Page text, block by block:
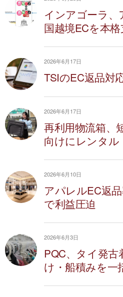
インアゴーラ、
国越境ECを本格
2026年6月17日
TSIのEC返品対
2026年6月17日
再利用物流箱、
向けにレンタル
2026年6月10日
アパレルEC返
で利益圧迫
2026年6月3日
PQC、タイ発古
け・船積みを一